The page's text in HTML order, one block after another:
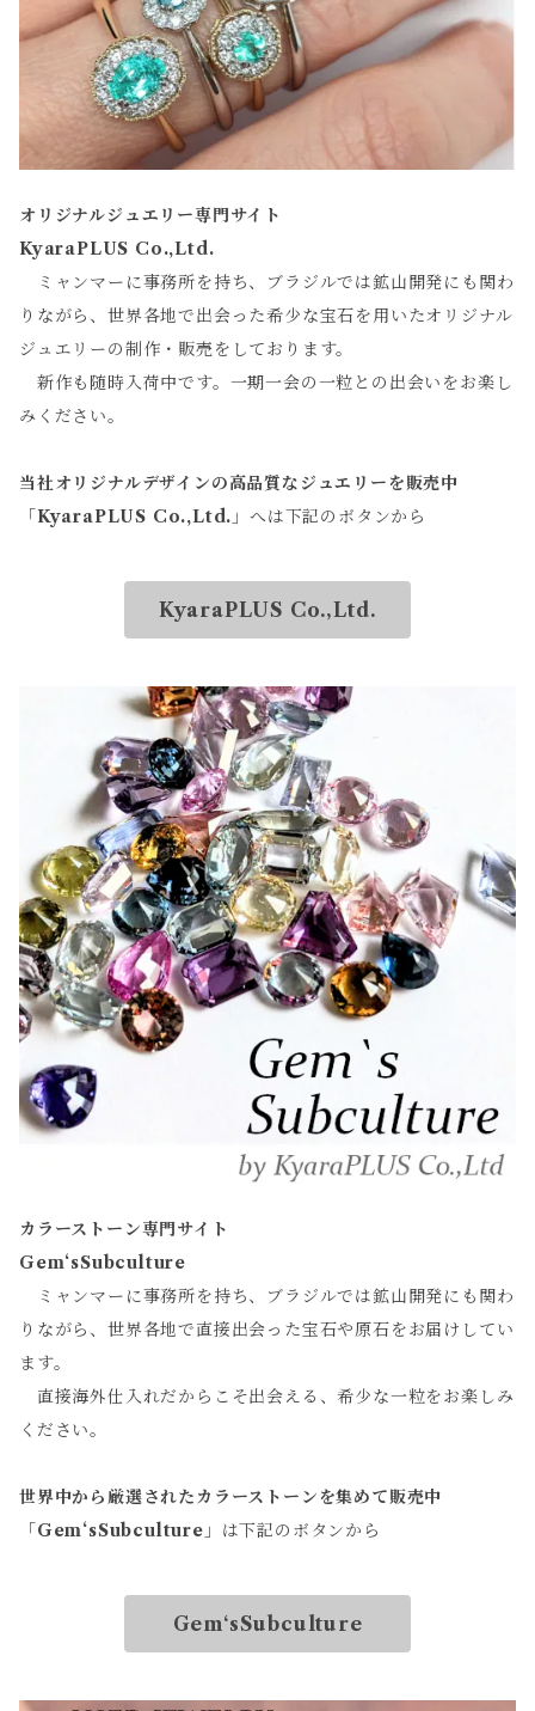
オリジナルジュエリー専門サイト
KyaraPLUS Co.,Ltd.
ミャンマーに事務所を持ち、ブラジルでは鉱山開発にも関わ
りながら、世界各地で出会った希少な宝石を用いたオリジナル
ジュエリーの制作・販売をしております。
新作も随時入荷中です。一期一会の一粒との出会いをお楽し
みください。
当社オリジナルデザインの高品質なジュエリーを販売中
「KyaraPLUS Co.,Ltd. 」へは下記のボタンから
KyaraPLUS Co.,Ltd.
カラーストーン専門サイト
Gem‘sSubculture
ミャンマーに事務所を持ち、ブラジルでは鉱山開発にも関わ
りながら、世界各地で直接出会った宝石や原石をお届けしてい
ます。
直接海外仕入れだからこそ出会える、希少な一粒をお楽しみ
ください。
世界中から厳選されたカラーストーンを集めて販売中
「Gem‘sSubculture 」は下記のボタンから
Gem‘sSubculture